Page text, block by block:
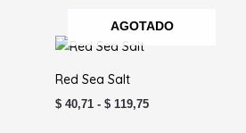
AGOTADO
Red Sea Salt
$ 40,71 - $ 119,75$ 40,71